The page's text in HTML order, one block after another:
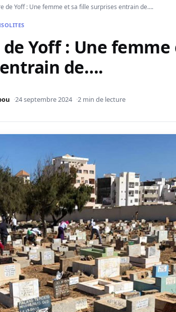
de Yoff : Une femme et sa fille surprises entrain de….
Yoff : Une
de….
24 septembre 2024 2 min de lecture